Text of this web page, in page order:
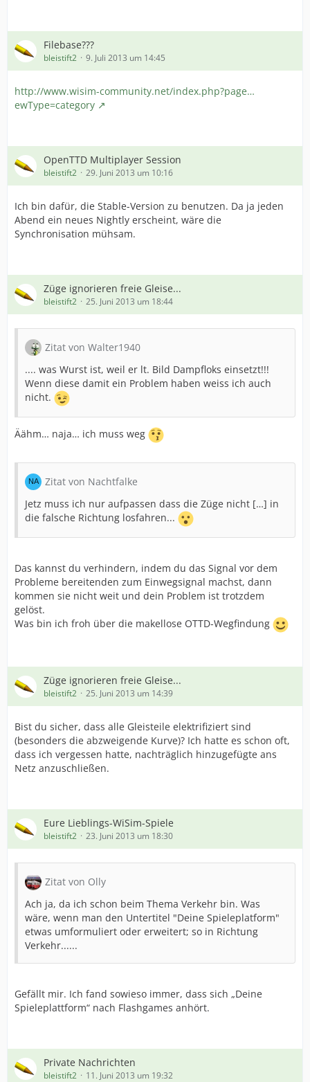
Filebase???
bleistift2 9. Juli 2013 um 14:45
http://www.wisim-community.net/index.php?page…
ewType=category
OpenTTD Multiplayer Session
bleistift2 29. Juni 2013 um 10:16
Ich bin dafür, die Stable-Version zu benutzen. Da ja jeden
Abend ein neues Nightly erscheint, wäre die
Synchronisation mühsam.
Züge ignorieren freie Gleise...
bleistift2 25. Juni 2013 um 18:44
Zitat von Walter1940
.... was Wurst ist, weil er lt. Bild Dampfloks einsetzt!!!
Wenn diese damit ein Problem haben weiss ich auch
nicht.
Äähm… naja… ich muss weg
Zitat von Nachtfalke
Jetz muss ich nur aufpassen dass die Züge nicht […] in
die falsche Richtung losfahren...
Das kannst du verhindern, indem du das Signal vor dem
Probleme bereitenden zum Einwegsignal machst, dann
kommen sie nicht weit und dein Problem ist trotzdem
gelöst.
Was bin ich froh über die makellose OTTD-Wegfindung
Züge ignorieren freie Gleise...
bleistift2 25. Juni 2013 um 14:39
Bist du sicher, dass alle Gleisteile elektrifiziert sind
(besonders die abzweigende Kurve)? Ich hatte es schon oft,
dass ich vergessen hatte, nachträglich hinzugefügte ans
Netz anzuschließen.
Eure Lieblings-WiSim-Spiele
bleistift2 23. Juni 2013 um 18:30
Zitat von Olly
Ach ja, da ich schon beim Thema Verkehr bin. Was
wäre, wenn man den Untertitel "Deine Spieleplatform"
etwas umformuliert oder erweitert; so in Richtung
Verkehr......
Gefällt mir. Ich fand sowieso immer, dass sich „Deine
Spieleplattform“ nach Flashgames anhört.
Private Nachrichten
bleistift2 11. Juni 2013 um 19:32